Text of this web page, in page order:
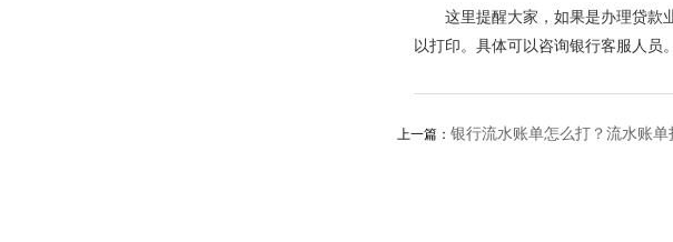
这里提醒大家，如果是办理贷款业
以打印。具体可以咨询银行客服人员。
上一篇： 银行流水账单怎么打？流水账单